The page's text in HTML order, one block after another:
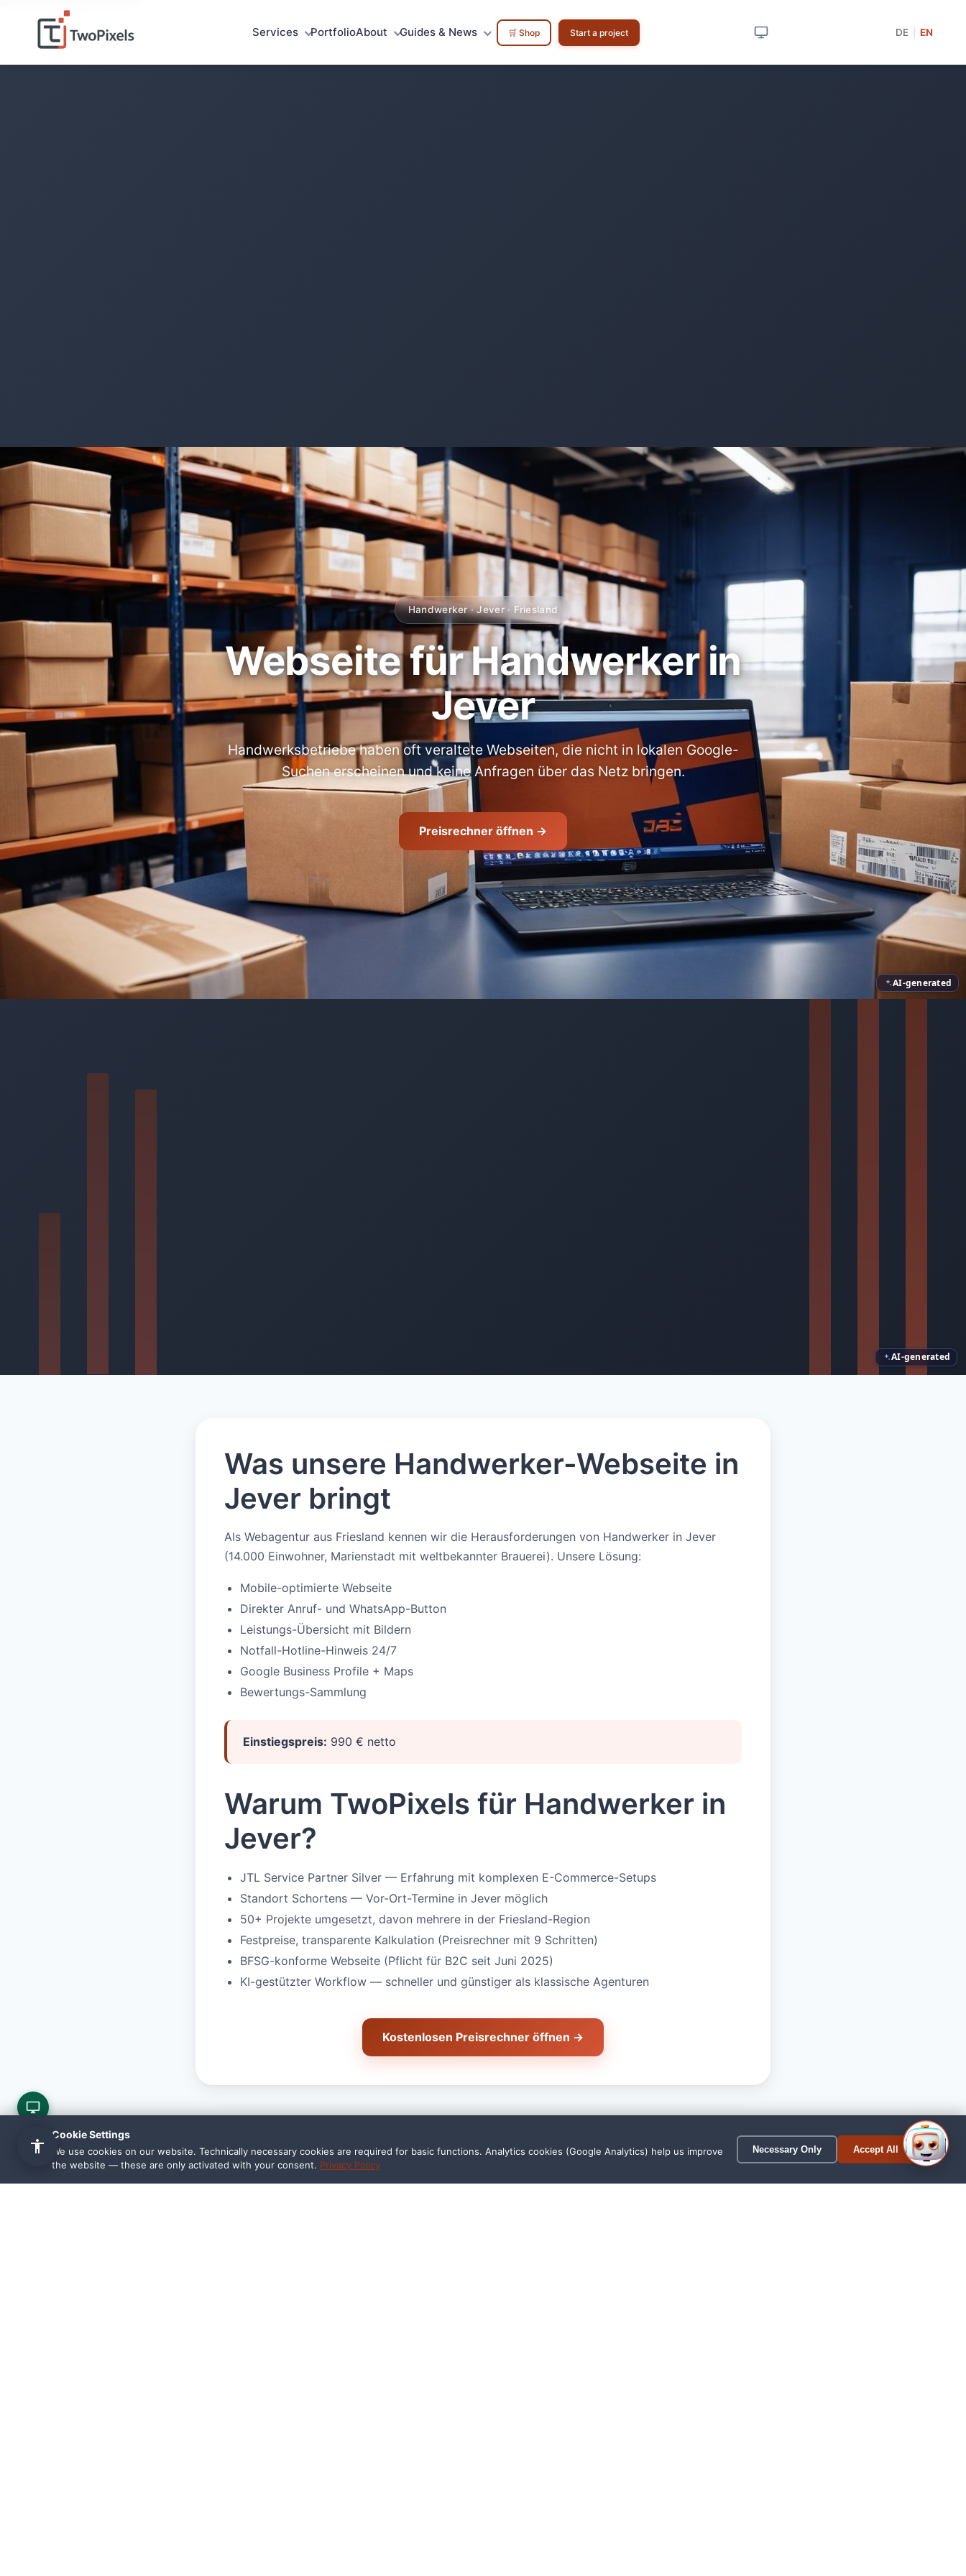
Services PortfolioAbout Guides & News 🛒 Shop Start a project DE EN
AI-generated
AI-generated
Handwerker · Jever · Friesland
Webseite für Handwerker in
Jever
Handwerksbetriebe haben oft veraltete Webseiten, die nicht in lokalen Google-
Suchen erscheinen und keine Anfragen über das Netz bringen.
Preisrechner öffnen →
Was unsere Handwerker-Webseite in
Jever bringt
Als Webagentur aus Friesland kennen wir die Herausforderungen von Handwerker in Jever
(14.000 Einwohner, Marienstadt mit weltbekannter Brauerei). Unsere Lösung:
Mobile-optimierte Webseite
Direkter Anruf- und WhatsApp-Button
Leistungs-Übersicht mit Bildern
Notfall-Hotline-Hinweis 24/7
Google Business Profile + Maps
Bewertungs-Sammlung
Einstiegspreis: 990 € netto
Warum TwoPixels für Handwerker in
Jever?
JTL Service Partner Silver — Erfahrung mit komplexen E-Commerce-Setups
Standort Schortens — Vor-Ort-Termine in Jever möglich
50+ Projekte umgesetzt, davon mehrere in der Friesland-Region
Festpreise, transparente Kalkulation (Preisrechner mit 9 Schritten)
BFSG-konforme Webseite (Pflicht für B2C seit Juni 2025)
KI-gestützter Workflow — schneller und günstiger als klassische Agenturen
Kostenlosen Preisrechner öffnen →
Cookie Settings
We use cookies on our website. Technically necessary cookies are required for basic functions. Analytics cookies (Google Analytics) help us improve
the website — these are only activated with your consent. Privacy Policy
Necessary Only Accept All
1